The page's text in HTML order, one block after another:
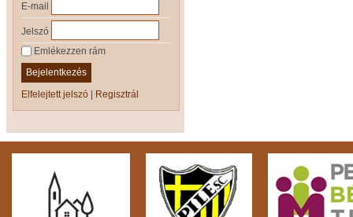
E-mail
Jelszó
Emlékezzen rám
Bejelentkezés
Elfelejtett jelszó | Regisztrál